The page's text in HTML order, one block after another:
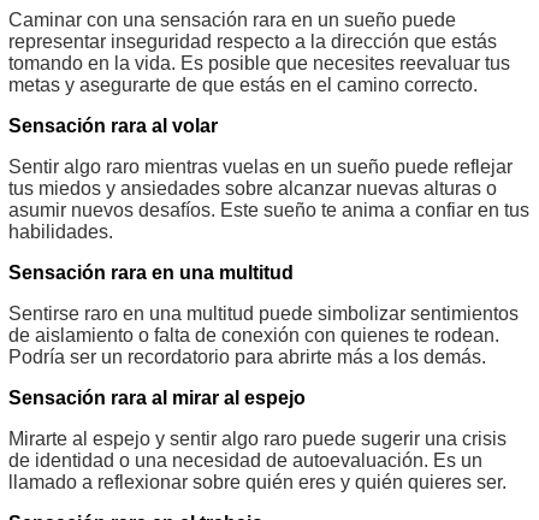
Caminar con una sensación rara en un sueño puede
representar inseguridad respecto a la dirección que estás
tomando en la vida. Es posible que necesites reevaluar tus
metas y asegurarte de que estás en el camino correcto.
Sensación rara al volar
Sentir algo raro mientras vuelas en un sueño puede reflejar
tus miedos y ansiedades sobre alcanzar nuevas alturas o
asumir nuevos desafíos. Este sueño te anima a confiar en tus
habilidades.
Sensación rara en una multitud
Sentirse raro en una multitud puede simbolizar sentimientos
de aislamiento o falta de conexión con quienes te rodean.
Podría ser un recordatorio para abrirte más a los demás.
Sensación rara al mirar al espejo
Mirarte al espejo y sentir algo raro puede sugerir una crisis
de identidad o una necesidad de autoevaluación. Es un
llamado a reflexionar sobre quién eres y quién quieres ser.